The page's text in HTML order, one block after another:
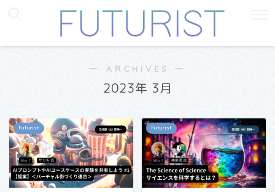
― ARCHIVES ―
2023年 3月
Futurist Futurist